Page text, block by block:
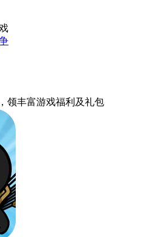
，领丰富游戏福利 及礼包